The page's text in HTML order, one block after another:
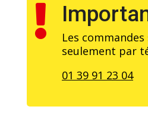

Les
seulement par
01 39 91 23 04